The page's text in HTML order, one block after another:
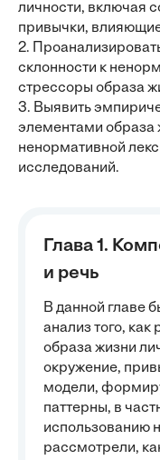
личности, включая
привычки,
2.
склонности к
стрессоры образа
3. Выявить
элементами образа
ненормативной
исследований.
Глава 1.
и речь
В данной главе
анализ того,
образа жизни
окружение,
модели,
паттерны, в
использованию
рассмотрели,